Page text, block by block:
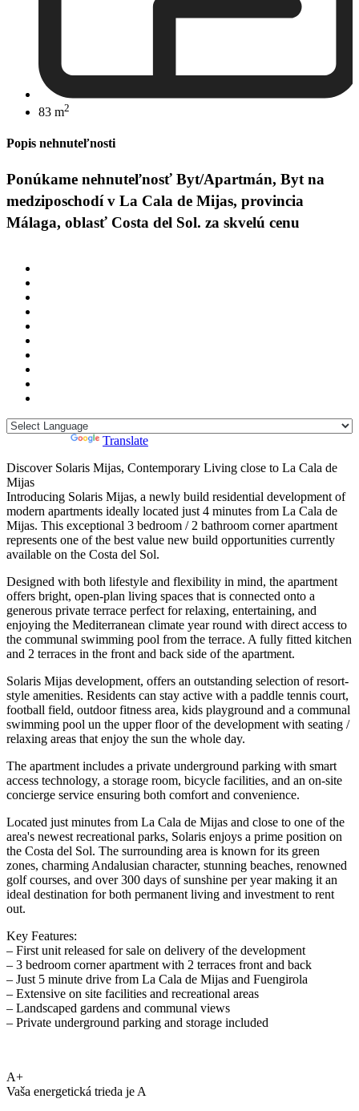
83 m2
Popis nehnuteľnosti
Ponúkame nehnuteľnosť Byt/Apartmán, Byt na
medziposchodí v La Cala de Mijas, provincia
Málaga, oblasť Costa del Sol. za skvelú cenu
Translate
Discover Solaris Mijas, Contemporary Living close to La Cala de
Mijas
Introducing Solaris Mijas, a newly build residential development of
modern apartments ideally located just 4 minutes from La Cala de
Mijas. This exceptional 3 bedroom / 2 bathroom corner apartment
represents one of the best value new build opportunities currently
available on the Costa del Sol.
Designed with both lifestyle and flexibility in mind, the apartment
offers bright, open-plan living spaces that is connected onto a
generous private terrace perfect for relaxing, entertaining, and
enjoying the Mediterranean climate year round with direct access to
the communal swimming pool from the terrace. A fully fitted kitchen
and 2 terraces in the front and back side of the apartment.
Solaris Mijas development, offers an outstanding selection of resort-
style amenities. Residents can stay active with a paddle tennis court,
football field, outdoor fitness area, kids playground and a communal
swimming pool un the upper floor of the development with seating /
relaxing areas that enjoy the sun the whole day.
The apartment includes a private underground parking with smart
access technology, a storage room, bicycle facilities, and an on-site
concierge service ensuring both comfort and convenience.
Located just minutes from La Cala de Mijas and close to one of the
area's newest recreational parks, Solaris enjoys a prime position on
the Costa del Sol. The surrounding area is known for its green
zones, charming Andalusian character, stunning beaches, renowned
golf courses, and over 300 days of sunshine per year making it an
ideal destination for both permanent living and investment to rent
out.
Key Features:
– First unit released for sale on delivery of the development
– 3 bedroom corner apartment with 2 terraces front and back
– Just 5 minute ‌drive ‌from ‌La ‌Cala ‌de Mijas ‌and ‌Fuengirola
– ‌Extensive on ‌site facilities and ‌recreational ‌areas ‌
– Landscaped gardens ‌and ‌communal views
– ‌Private ‌underground ‌parking ‌and ‌storage ‌included
A+
Vaša energetická trieda je A